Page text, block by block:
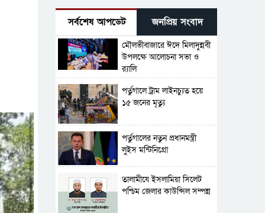
সর্বশেষ আপডেট জনপ্রিয় সংবাদ
মৌলভীবাজারে ঈদে মিলাদুন্নবী
উপলক্ষে আলোচনা সভা ও
র‍্যালি
পর্তুগালে ট্রাম লাইনচ্যুত হয়ে
১৫ জনের মৃত্যু
পর্তুগালের নতুন প্রধানমন্ত্রী
লুইস মন্টিনিগ্রো
‎তালামীযে ইসলামিয়া সিলেট
পশ্চিম জেলার কাউন্সিল সম্পন্ন